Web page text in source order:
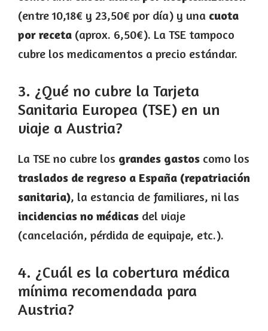
(entre 10,18€ y 23,50€ por día) y una cuota
por receta (aprox. 6,50€). La TSE tampoco
cubre los medicamentos a precio estándar.
3. ¿Qué no cubre la Tarjeta
Sanitaria Europea (TSE) en un
viaje a Austria?
La TSE no cubre los grandes gastos como los
traslados de regreso a España (repatriación
sanitaria), la estancia de familiares, ni las
incidencias no médicas del viaje
(cancelación, pérdida de equipaje, etc.).
4. ¿Cuál es la cobertura médica
mínima recomendada para
Austria?